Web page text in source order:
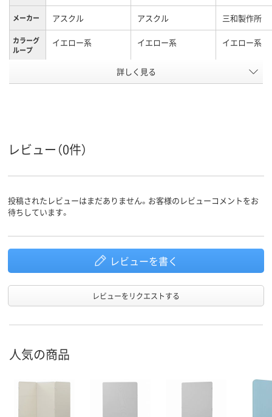
メーカー アスクル アスクル 三和製作所
カラーグ
ループ
イエロー系 イエロー系 イエロー系
20 20
詳しく見る
レビュー（0件）
投稿されたレビューはまだありません。お客様のレビューコメントをお
待ちしています。
レビューを書く
レビューをリクエストする
人気の商品